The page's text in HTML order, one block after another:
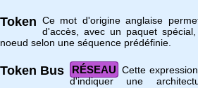
Token Ce mot d'origine anglaise
d'accès, avec un paquet
noeud selon une séquence prédéfinie.
Token Bus RÉSEAU Cette
d'indiquer une